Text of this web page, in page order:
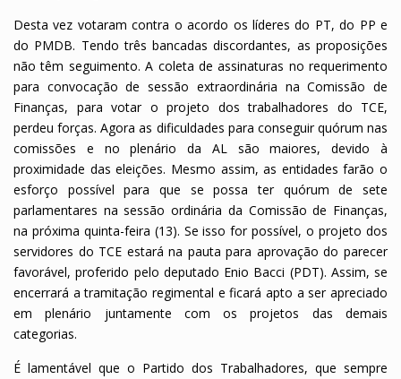
Desta vez votaram contra o acordo os líderes do PT, do PP e
do PMDB. Tendo três bancadas discordantes, as proposições
não têm seguimento. A coleta de assinaturas no requerimento
para convocação de sessão extraordinária na Comissão de
Finanças, para votar o projeto dos trabalhadores do TCE,
perdeu forças. Agora as dificuldades para conseguir quórum nas
comissões e no plenário da AL são maiores, devido à
proximidade das eleições. Mesmo assim, as entidades farão o
esforço possível para que se possa ter quórum de sete
parlamentares na sessão ordinária da Comissão de Finanças,
na próxima quinta-feira (13). Se isso for possível, o projeto dos
servidores do TCE estará na pauta para aprovação do parecer
favorável, proferido pelo deputado Enio Bacci (PDT). Assim, se
encerrará a tramitação regimental e ficará apto a ser apreciado
em plenário juntamente com os projetos das demais
categorias.
É lamentável que o Partido dos Trabalhadores, que sempre